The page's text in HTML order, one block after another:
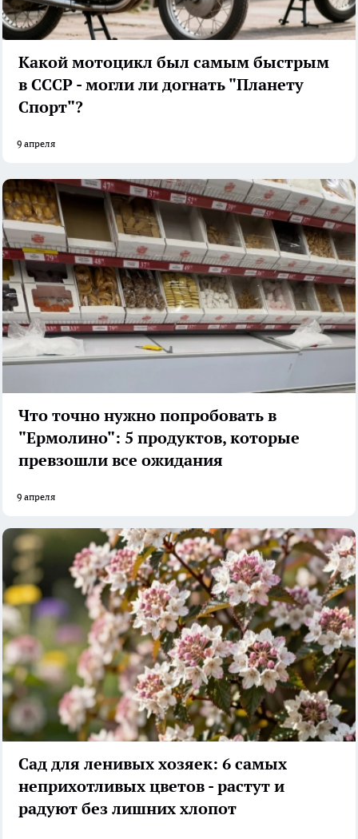
Какой мотоцикл был самым быстрым
в СССР - могли ли догнать "Планету
Спорт"?
9 апреля
Что точно нужно попробовать в
"Ермолино": 5 продуктов, которые
превзошли все ожидания
9 апреля
Сад для ленивых хозяек: 6 самых
неприхотливых цветов - растут и
радуют без лишних хлопот